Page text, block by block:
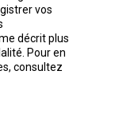
vos
décrit plus
Pour en
consultez